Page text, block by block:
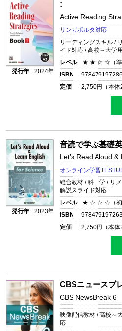
発行年 2024年
:
Active Reading
リンガポルタ対応
リーディングスキル /
イド対応 / 高校～大学
レベル
★ ★ ☆ ☆（準
ISBN
定価
2,750円（本体
発行年 2023年
音読で学ぶ基礎
Let’s Read Aloud
オンライン学習
総合教材 / 科 学 / リメ
解説スライド対応
レベル
★ ☆ ☆ ☆（初
ISBN
定価
2,750円（本体
CBSニュースブ
CBS NewsBreak 6
映像配信教材 / 高校～
応